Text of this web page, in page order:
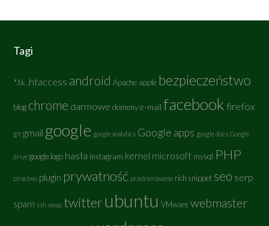
Tagi
*.tk .htaccess android Apache apple bezpieczeństwo
blog chrome darmowe domeny e-mail facebook firefox
git gmail google google analytics Google apps google docs Google
drive google logo hasła instagram kernel microsoft mysql PHP
piractwo plugin prywatność przekierowanie rich snippet seo serp
spam ssh swap twitterubuntu VMware webmaster